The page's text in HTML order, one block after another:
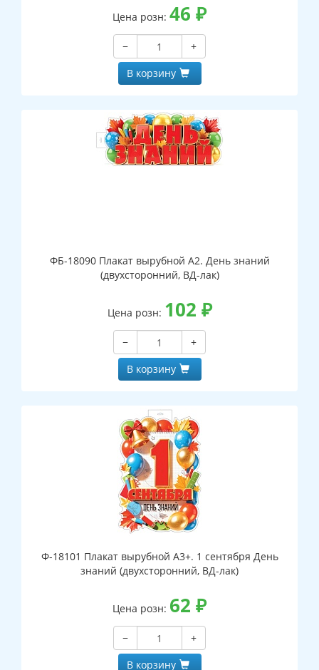
Цена розн: 46 ₽
−
+
В корзину
ФБ-18090 Плакат вырубной А2. День знаний
(двухсторонний, ВД-лак)
Цена розн: 102 ₽
−
+
В корзину
Ф-18101 Плакат вырубной А3+. 1 сентября День
знаний (двухсторонний, ВД-лак)
Цена розн: 62 ₽
−
+
В корзину